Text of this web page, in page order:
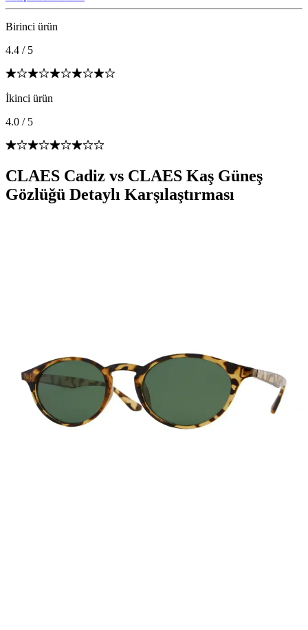
Birinci ürün
4.4 / 5
İkinci ürün
4.0 / 5
CLAES Cadiz vs CLAES Kaş Güneş
Gözlüğü Detaylı Karşılaştırması